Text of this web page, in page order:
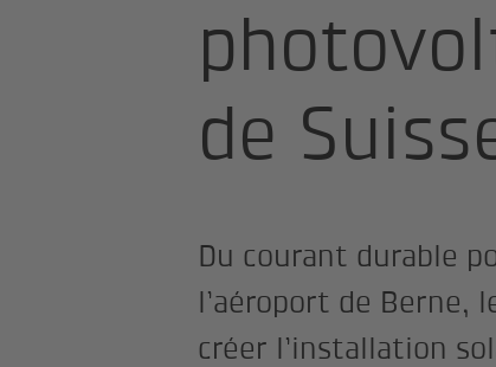
de
Du courant durable
l’aéroport de Berne,
créer l’installation